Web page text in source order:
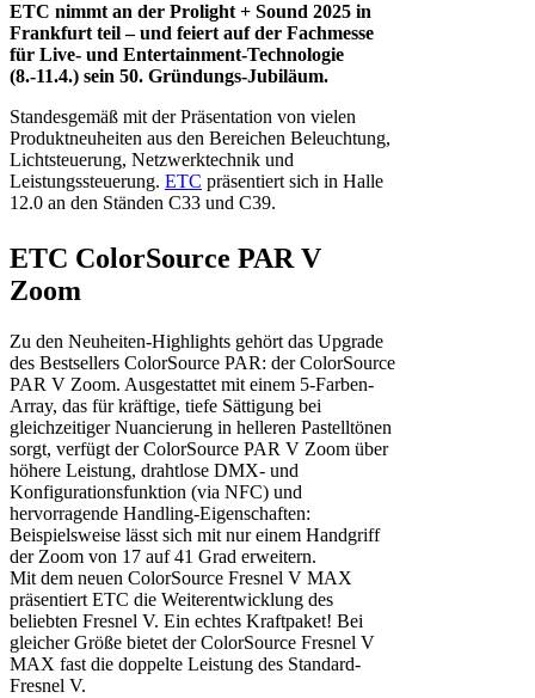
ETC nimmt an der Prolight + Sound 2025 in
Frankfurt teil – und feiert auf der Fachmesse
für Live- und Entertainment-Technologie
(8.-11.4.) sein 50. Gründungs-Jubiläum.
Standesgemäß mit der Präsentation von vielen
Produktneuheiten aus den Bereichen Beleuchtung,
Lichtsteuerung, Netzwerktechnik und
Leistungssteuerung. ETC präsentiert sich in Halle
12.0 an den Ständen C33 und C39.
ETC ColorSource PAR V
Zoom
Zu den Neuheiten-Highlights gehört das Upgrade
des Bestsellers ColorSource PAR: der ColorSource
PAR V Zoom. Ausgestattet mit einem 5-Farben-
Array, das für kräftige, tiefe Sättigung bei
gleichzeitiger Nuancierung in helleren Pastelltönen
sorgt, verfügt der ColorSource PAR V Zoom über
höhere Leistung, drahtlose DMX- und
Konfigurationsfunktion (via NFC) und
hervorragende Handling-Eigenschaften:
Beispielsweise lässt sich mit nur einem Handgriff
der Zoom von 17 auf 41 Grad erweitern.
Mit dem neuen ColorSource Fresnel V MAX
präsentiert ETC die Weiterentwicklung des
beliebten Fresnel V. Ein echtes Kraftpaket! Bei
gleicher Größe bietet der ColorSource Fresnel V
MAX fast die doppelte Leistung des Standard-
Fresnel V.